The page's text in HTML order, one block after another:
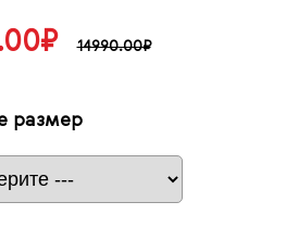
14990.00₽
размер